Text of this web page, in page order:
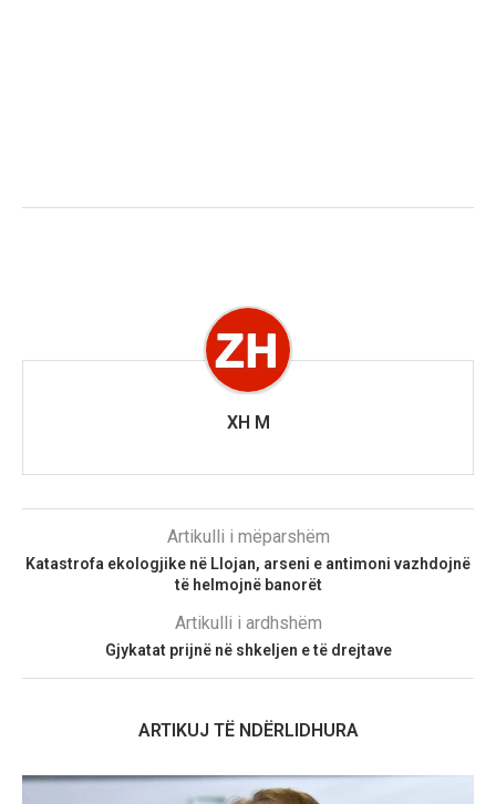
XH M
Artikulli i mëparshëm
Katastrofa ekologjike në Llojan, arseni e antimoni vazhdojnë
të helmojnë banorët
Artikulli i ardhshëm
Gjykatat prijnë në shkeljen e të drejtave
ARTIKUJ TË NDËRLIDHURA